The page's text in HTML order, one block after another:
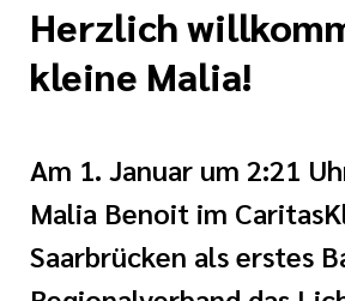
Ihrem
Aufenthalts
(CKS)
von A-Z
zur Pflege
und
Herzlich
kleine Malia!
Am 1. Januar um 2:21
Malia Benoit im
Saarbrücken als erstes